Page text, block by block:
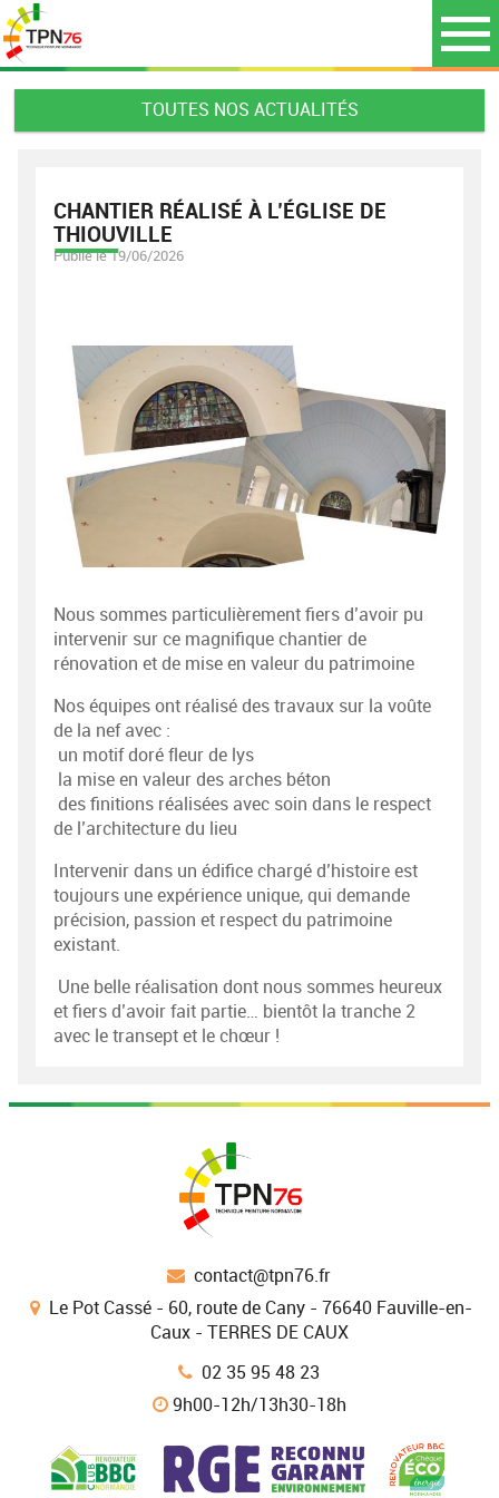
TOUTES NOS ACTUALITÉS
CHANTIER RÉALISÉ À L’ÉGLISE DE
THIOUVILLE
Publié le 19/06/2026
Nous sommes particulièrement fiers d’avoir pu
intervenir sur ce magnifique chantier de
rénovation et de mise en valeur du patrimoine
Nos équipes ont réalisé des travaux sur la voûte
de la nef avec :
un motif doré fleur de lys
la mise en valeur des arches béton
des finitions réalisées avec soin dans le respect
de l’architecture du lieu
Intervenir dans un édifice chargé d’histoire est
toujours une expérience unique, qui demande
précision, passion et respect du patrimoine
existant.
Une belle réalisation dont nous sommes heureux
et fiers d’avoir fait partie… bientôt la tranche 2
avec le transept et le chœur !
contact@tpn76.fr
Le Pot Cassé - 60, route de Cany - 76640 Fauville-en-
Caux - TERRES DE CAUX
02 35 95 48 23
9h00-12h/13h30-18h